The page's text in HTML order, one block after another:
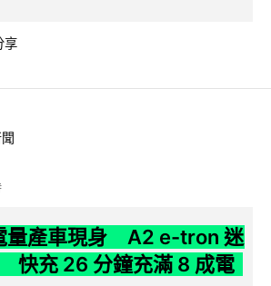
享
量產車現身 A2 e-tron 迷
快充 26 分鐘充滿 8 成電